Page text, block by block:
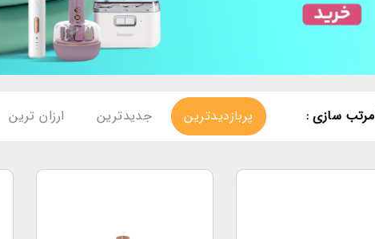
مرتب سازی : پربازدیدترین جدیدترین ارزان ترین